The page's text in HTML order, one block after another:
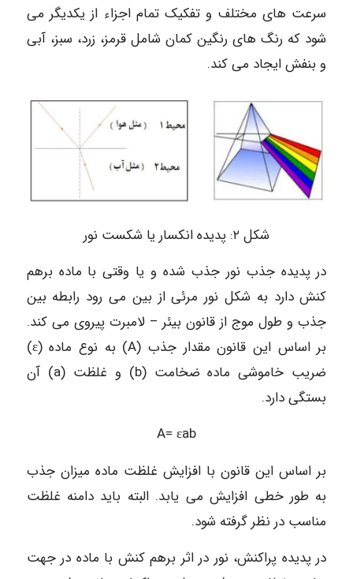
سرعت های مختلف و تفکیک تمام اجزاء از یکدیگر می
شود که رنگ های رنگین کمان شامل قرمز، زرد، سبز، آبی
و بنفش ایجاد می کند.
شکل ۲: پدیده انکسار یا شکست نور
در پدیده جذب نور جذب شده و یا وقتی با ماده برهم
کنش دارد به شکل نور مرئی از بین می رود رابطه بین
جذب و طول موج از قانون بیئر – لامبرت پیروی می کند.
بر اساس این قانون مقدار جذب (A) به نوع ماده (ε)
ضریب خاموشی ماده ضخامت (b) و غلظت (a) آن
بستگی دارد.
A= ɛab
بر اساس این قانون با افزایش غلظت ماده میزان جذب
به طور خطی افزایش می یابد. البته باید دامنه غلظت
مناسب در نظر گرفته شود.
در پدیده پراکنش، نور در اثر برهم کنش با ماده در جهت